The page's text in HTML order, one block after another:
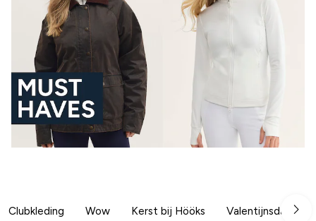
Clubkleding Wow Kerst bij Hööks Valentijnsdag